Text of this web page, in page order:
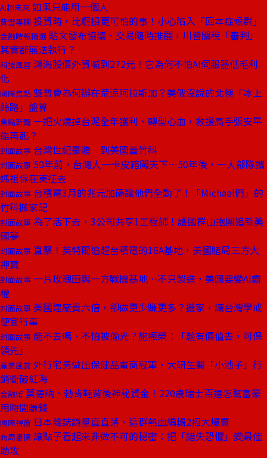
AI超未來 如果只能用一個人
費雪專欄 投資時，比虧損更可怕的事！小心陷入「回本症候群」
金融時報精選 貼文發布協議、交易隨時推翻，川普關稅「審判」
其實都無法執行？
科技風雲 鴻海股價外資喊到272元！它為何不怕AI伺服器低毛利
化
國際焦點 雙普會為何辦在荒涼阿拉斯加？美俄沒說的北極「冰上
絲路」盤算
焦點新聞 一把火燒掉台泥全年獲利、轉型心血，救援高手張安平
能再起？
封面故事 台灣世紀豪賭 到美國蓋竹科
封面故事 50年前，台灣人一卡皮箱闖天下⋯50年後，一人部隊攜
媽祖保庇東征去
封面故事 台積電3月的兆元加碼讓他們全動了！「Michael們」的
竹科搬家記
封面故事 為了活下去，3公司共享1工程師！護國群山抱團追新美
國夢
封面故事 直擊！英特爾追趕台積電的18A基地，美國賭局三方大
押寶
封面故事 一片玫瑰田與一方戰機基地⋯不只製造，美國要變AI霸
權
封面故事 美國建廠貴六倍，卻做更少賺更多？搬家，讓台灣學戒
便宜行事
封面故事 能不去嗎、不怕被偷光？施振榮：「趁有價值去，可保
領先」
產業風雲 外行宅男做出保健品電商冠軍，大研生醫「小池子」行
銷衝破紅海
金融街 莫德納、勃肯鞋背後神秘資金！220歲瑞士百達怎幫富豪
用時間賺錢
國際視窗 日本雜誌銷量直直落，這群熱血編輯2招大爆賣
商周書摘 讓點子看起來非做不可的秘密：把「錯失恐懼」變最佳
助攻